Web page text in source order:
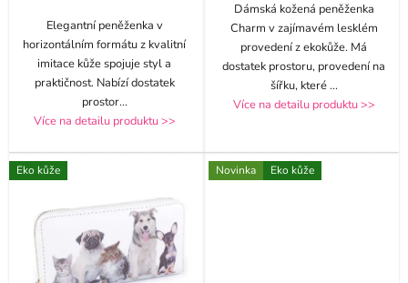
Elegantní peněženka v
horizontálním formátu z kvalitní
imitace kůže spojuje styl a
praktičnost. Nabízí dostatek
prostor...
Více na detailu produktu >>
Dámská kožená peněženka
Charm v zajímavém lesklém
provedení z ekokůže. Má
dostatek prostoru, provedení na
šířku, které...
Více na detailu produktu >>
Eko kůže Novinka Eko kůže